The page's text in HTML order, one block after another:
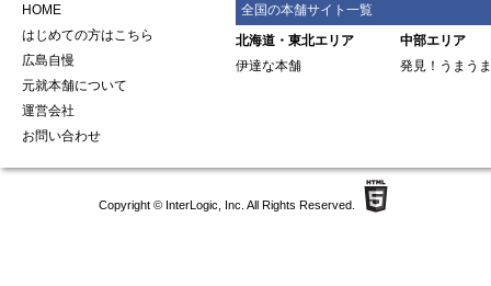
HOME
はじめての方はこちら
広島自慢
元就本舗について
運営会社
お問い合わせ
全国の本舗サイト一覧
北海道・東北エリア
伊達な本舗
中部エリア
発見！うまう
Copyright © InterLogic, Inc. All Rights Reserved.